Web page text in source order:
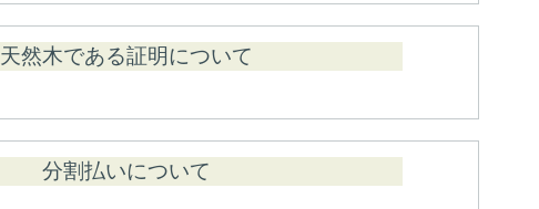
天然木である証明について
分割払いについて